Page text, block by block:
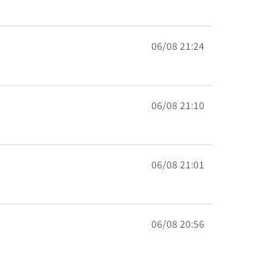
06/08 21:24
06/08 21:10
06/08 21:01
06/08 20:56